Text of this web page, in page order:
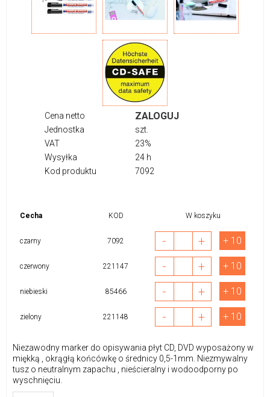
Cena netto ZALOGUJ
Jednostka
szt.
VAT
23%
Wysyłka
24 h
Kod produktu
7092
Cecha KOD W koszyku
czarny 7092 - + + 10
czerwony 221147 - + + 10
niebieski 85466 - + + 10
zielony 221148 - + + 10
Niezawodny marker do opisywania płyt CD, DVD wyposażony w
miękką , okrągłą końcówkę o średnicy 0,5-1mm. Niezmywalny
tusz o neutralnym zapachu , nieścieralny i wodoodporny po
wyschnięciu.